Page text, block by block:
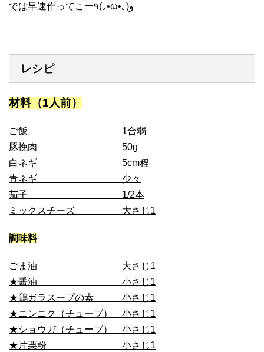
では早速作ってこー٩(｡•ω•｡)و
レシピ
材料（1人前）
ご飯 1合弱
豚挽肉 50g
白ネギ 5cm程
青ネギ 少々
茄子 1/2本
ミックスチーズ 大さじ1
調味料
ごま油 大さじ1
★醤油 小さじ1
★鶏ガラスープの素 小さじ1
★ニンニク（チューブ） 小さじ1
★ショウガ（チューブ） 小さじ1
★片栗粉 小さじ1